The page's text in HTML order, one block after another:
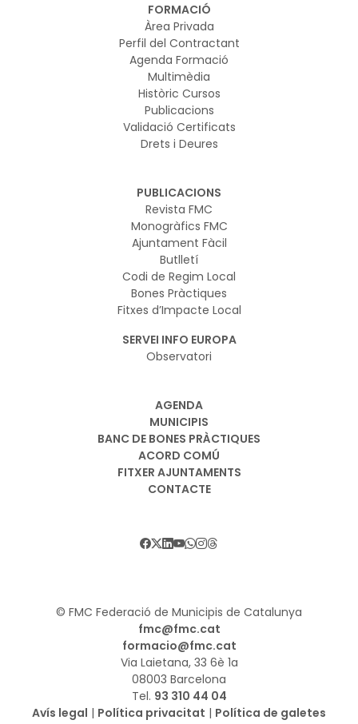
FORMACIÓ
Àrea Privada
Perfil del Contractant
Agenda Formació
Multimèdia
Històric Cursos
Publicacions
Validació Certificats
Drets i Deures
PUBLICACIONS
Revista FMC
Monogràfics FMC
Ajuntament Fàcil
Butlletí
Codi de Regim Local
Bones Pràctiques
Fitxes d’Impacte Local
SERVEI INFO EUROPA
Observatori
AGENDA
MUNICIPIS
BANC DE BONES PRÀCTIQUES
ACORD COMÚ
FITXER AJUNTAMENTS
CONTACTE
© FMC Federació de Municipis de Catalunya
fmc@fmc.cat
formacio@fmc.cat
Via Laietana, 33 6è 1a
08003 Barcelona
Tel. 93 310 44 04
Avís legal | Política privacitat | Política de galetes